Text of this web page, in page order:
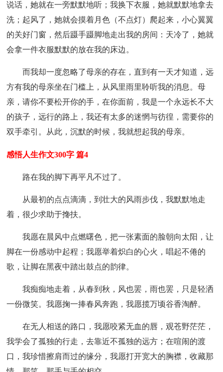
说话，她就在一旁默默地听；我换下衣服，她就默默地拿去
洗；起风了，她就会摸着月色（不点灯）爬起来，小心翼翼
的关好门窗，然后蹑手蹑脚地走出我的房间：天冷了，她就
会拿一件衣服默默的放在我的床边。
而我却一度忽略了母亲的存在，直到有一天才知道，远
方有我的母亲坐在门槛上，从风里雨里聆听我的消息。母
亲，请你不要松开你的手，在你面前，我是一个永远长不大
的孩子，远行的路上，我还有太多的迷惘与彷徨，需要你的
双手牵引。从此，沉默的时候，我就想起我的母亲。
感悟人生作文300字 篇4
路在我的脚下再平凡不过了。
从最初的点点滴滴，到壮大的风雨步伐，我默默地走
着，很少求助于搀扶。
我愿在晨风中点燃曙色，把一张素面的脸朝向太阳，让
脚在一份感动中起程；我愿举着炽白的心火，唱起不倦的
歌，让脚在黑夜中踏出鼓点的韵律。
我痴痴地走着，从春到秋，风也罢，雨也罢，只是轻洒
一份微笑。我愿掬一捧春风奔跑，我愿揽万顷谷香淘醉。
在无人相送的路口，我愿咬紧无血的唇，观苍野茫茫，
我学会了孤独的行走，去靠近不孤独的远方；在喧闹的渡
口，我珍惜擦肩而过的缘分，我愿打开宽大的胸襟，收藏那